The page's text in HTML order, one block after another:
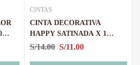
CINTAS
CINTA DECORATIVA
HAPPY SATINADA X 1
ROLLO 25 yd
S/14.00 S/11.00